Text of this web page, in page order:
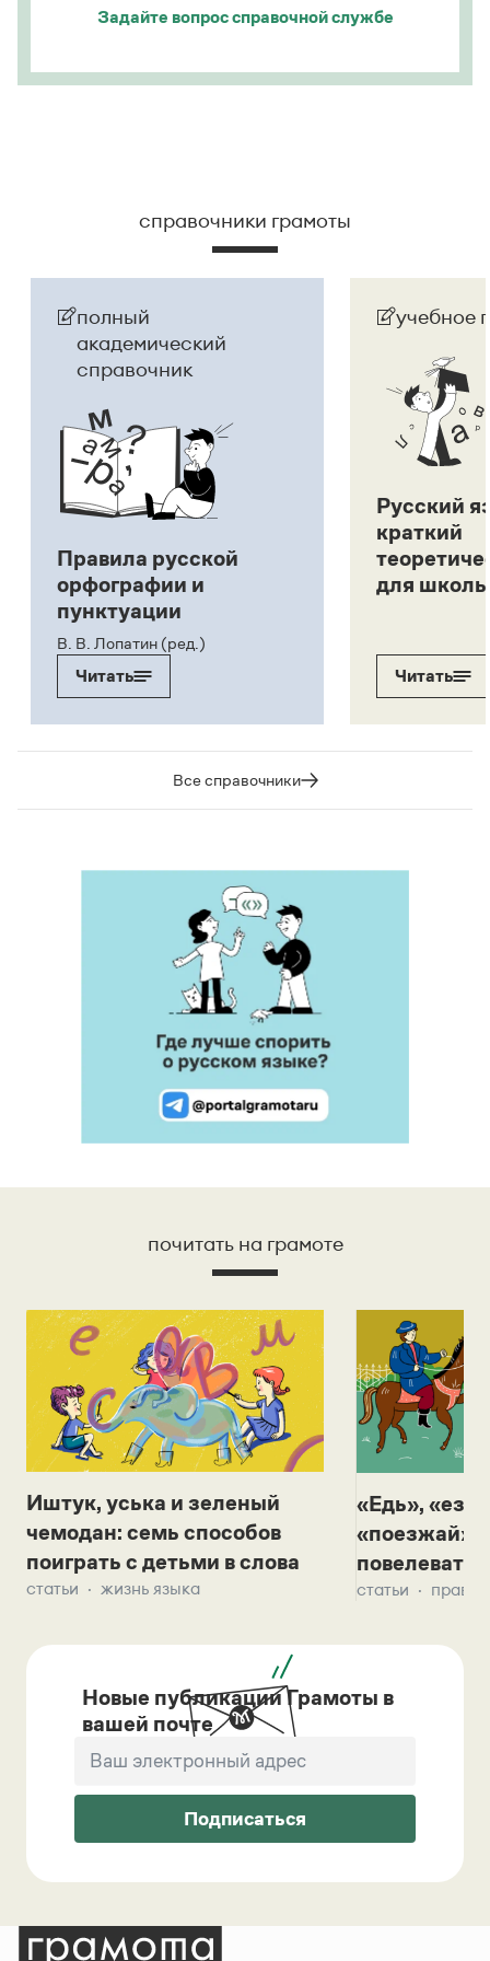
склоняется:Анна Танчина, тетрадь Анны
Страница ответа
Задайте вопроссправочной службе
справочники грамоты
полный
академический
справочник
Правила русской
орфографии и
пунктуации
В. В. Лопатин (ред.)
Читать
учебное
Русский
краткий
для
Читать
Все справочники
почитать на грамоте
Иштук, уська и зеленый
чемодан: семь способов
поиграть с детьми в слова
статьи жизнь языка
«Едь»,
«поезжай»?
повелевать
статьи
Новые публикации Грамоты в
вашей почте
Подписаться